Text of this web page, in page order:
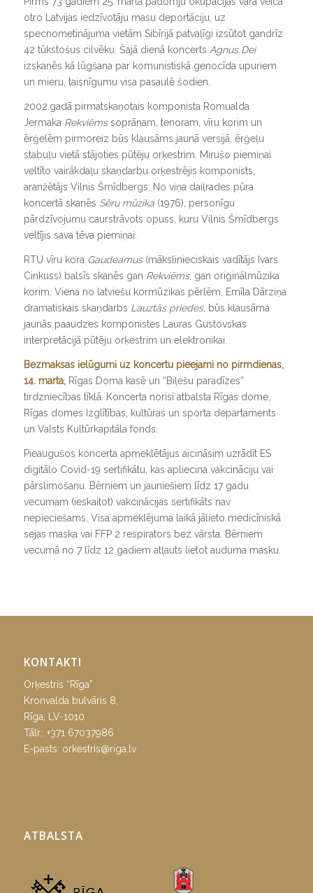
otro Latvijas iedzīvotāju masu deportāciju, uz
specnometinājuma vietām Sibīrijā patvaļīgi izsūtot gandrīz
42 tūkstošus cilvēku. Šajā dienā koncerts Agnus Dei
izskanēs kā lūgšana par komunistiskā genocīda upuriem
un mieru, taisnīgumu visa pasaulē šodien.
2002.gadā pirmatskaņotais komponista Romualda
Jermaka Rekviēmssoprānam, tenoram, vīru korim un
ērģelēm pirmoreiz būs klausāms jaunā versijā, ērģeļu
stabuļu vietā stājoties pūtēju orķestrim. Mirušo piemiņai
veltīto vairākdaļu skaņdarbu orķestrējis komponists,
aranžētājs Vilnis Šmīdbergs. No viņa daiļrades pūra
koncertā skanēs Sēru mūzika (1976), personīgu
pārdzīvojumu caurstrāvots opuss, kuru Vilnis Šmīdbergs
veltījis sava tēva piemiņai.
RTU vīru kora Gaudeamus(mākslinieciskais vadītājs Ivars
Cinkuss) balsīs skanēs gan Rekviēms, gan oriģinālmūzika
korim. Viena no latviešu kormūzikas pērlēm, Emīla Dārziņa
dramatiskais skaņdarbs Lauztās priedes, būs klausāma
jaunās paaudzes komponistes Lauras Gustovskas
interpretācijā pūtēju orķestrim un elektronikai.
Bezmaksas ielūgumi uz koncertu pieejami no pirmdienas,
14. marta,Rīgas Doma kasē un “Biļešu paradīzes”
tirdzniecības tīklā. Koncerta norisi atbalsta Rīgas dome,
Rīgas domes Izglītības, kultūras un sporta departaments
un Valsts Kultūrkapitāla fonds.
Pieaugušos koncerta apmeklētājus aicināsim uzrādīt ES
digitālo Covid-19 sertifikātu, kas apliecina vakcināciju vai
pārslimošanu. Bērniem un jauniešiem līdz 17 gadu
vecumam (ieskaitot) vakcinācijas sertifikāts nav
nepieciešams. Visa apmeklējuma laikā jālieto medicīniskā
sejas maska vai FFP 2 respirators bez vārsta. Bērniem
vecumā no 7 līdz 12 gadiem atļauts lietot auduma masku.
KONTAKTI
Orķestris “Rīga”
Kronvalda bulvāris 8,
Rīga, LV-1010
Tālr.: +371 67037986
E-pasts: orkestris@riga.lv
ATBALSTA